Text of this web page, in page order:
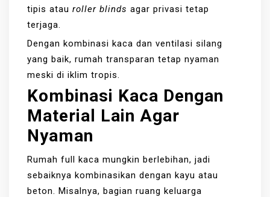
tipis atau roller blinds agar privasi tetap
terjaga.
Dengan kombinasi kaca dan ventilasi silang
yang baik, rumah transparan tetap nyaman
meski di iklim tropis.
Kombinasi Kaca Dengan
Material Lain Agar
Nyaman
Rumah full kaca mungkin berlebihan, jadi
sebaiknya kombinasikan dengan kayu atau
beton. Misalnya, bagian ruang keluarga